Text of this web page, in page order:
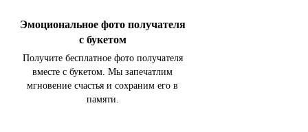
Эмоциональное фото получателя
с букетом
Получите бесплатное фото получателя
вместе с букетом. Мы запечатлим
мгновение счастья и сохраним его в
памяти.